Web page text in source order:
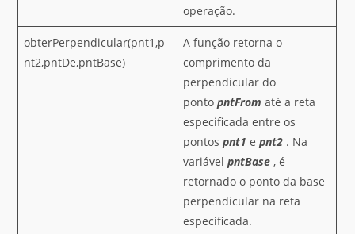
operação.
obterPerpendicular(pnt1,p
nt2,pntDe,pntBase)
A função retorna o
comprimento da
perpendicular do
pontopntFrom até a reta
especificada entre os
pontospnt1 epnt2 . Na
variávelpntBase , é
retornado o ponto da base
perpendicular na reta
especificada.